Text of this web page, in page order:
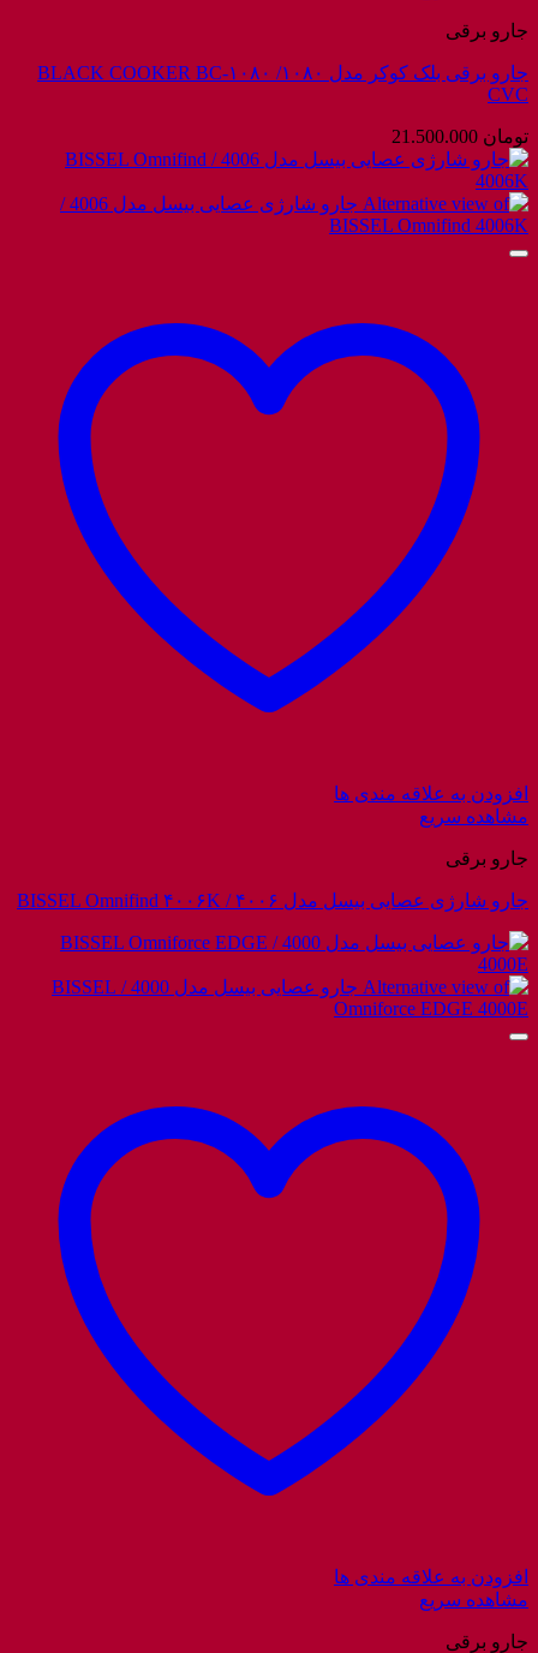
جارو برقی
جارو برقی بلک کوکر مدل ۱۰۸۰/ BLACK COOKER BC-۱۰۸۰
CVC
تومان
افزودن به علاقه مندی ها
مشاهده سریع
جارو برقی
جارو شارژی عصایی بیسل مدل ۴۰۰۶ / BISSEL Omnifind ۴۰۰۶K
افزودن به علاقه مندی ها
مشاهده سریع
جارو برقی